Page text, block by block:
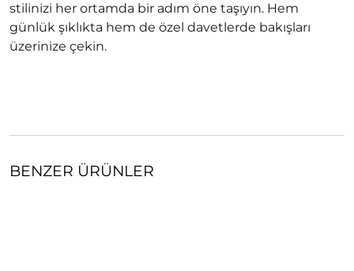
stilinizi her ortamda bir adım öne taşıyın. Hem
günlük şıklıkta hem de özel davetlerde bakışları
üzerinize çekin.
BENZER ÜRÜNLER